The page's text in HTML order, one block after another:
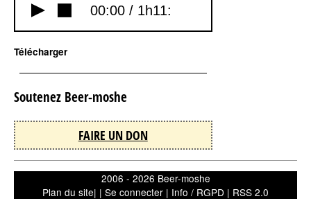
00:00 / 1h11:
Télécharger
Soutenez Beer-moshe
FAIRE UN DON
2006 - 2026 Beer-moshe
Plan du site| | Se connecter | Info / RGPD | RSS 2.0